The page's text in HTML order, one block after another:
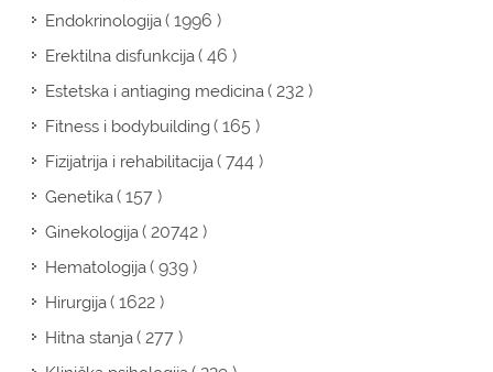
Endokrinologija( 1996 )
Erektilna disfunkcija( 46 )
Estetska i antiaging medicina( 232 )
Fitness i bodybuilding( 165 )
Fizijatrija i rehabilitacija( 744 )
Genetika( 157 )
Ginekologija( 20742 )
Hematologija( 939 )
Hirurgija( 1622 )
Hitna stanja( 277 )